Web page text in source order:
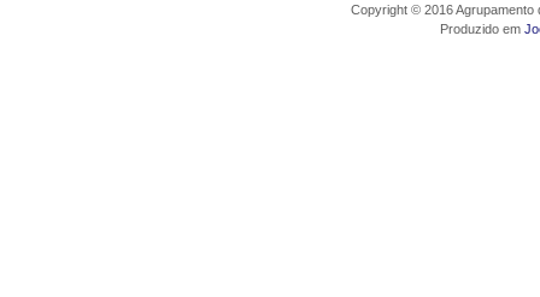
Copyright © 2016
Produzido em